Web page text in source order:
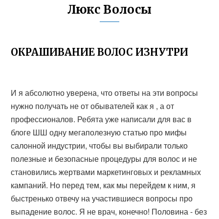
Люкс Волосы
ОКРАШИВАНИЕ ВОЛОС ИЗНУТРИ
И я абсолютно уверена, что ответы на эти вопросы
нужно получать не от обывателей как я , а от
профессионалов. Ребята уже написали для вас в
блоге ШШ одну мегаполезную статью про мифы
салонной индустрии, чтобы вы выбирали только
полезные и безопасные процедуры для волос и не
становились жертвами маркетинговых и рекламных
кампаний. Но перед тем, как мы перейдем к ним, я
быстренько отвечу на участившиеся вопросы про
выпадение волос. Я не врач, конечно! Половина - без